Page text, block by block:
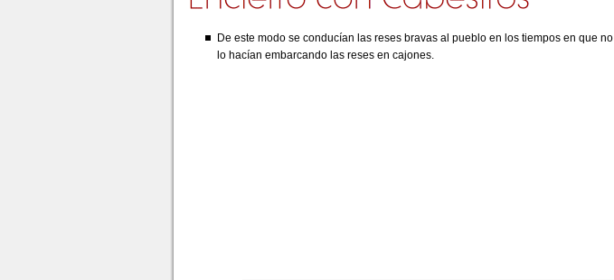
De este modo se conducían las reses bravas al pueblo en los tiempos en que no
lo hacían embarcando las reses en cajones.